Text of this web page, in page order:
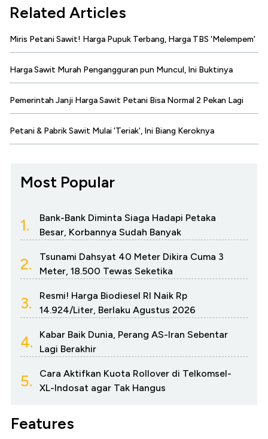
Related Articles
Miris Petani Sawit! Harga Pupuk Terbang, Harga TBS 'Melempem'
Harga Sawit Murah Pengangguran pun Muncul, Ini Buktinya
Pemerintah Janji Harga Sawit Petani Bisa Normal 2 Pekan Lagi
Petani & Pabrik Sawit Mulai 'Teriak', Ini Biang Keroknya
Most Popular
1.
Bank-Bank Diminta Siaga Hadapi Petaka
Besar, Korbannya Sudah Banyak
2.
Tsunami Dahsyat 40 Meter Dikira Cuma 3
Meter, 18.500 Tewas Seketika
3.
Resmi! Harga Biodiesel RI Naik Rp
14.924/Liter, Berlaku Agustus 2026
4.
Kabar Baik Dunia, Perang AS-Iran Sebentar
Lagi Berakhir
5.
Cara Aktifkan Kuota Rollover di Telkomsel-
XL-Indosat agar Tak Hangus
Features